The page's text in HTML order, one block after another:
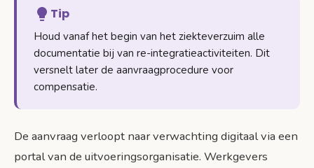
Tip
Houd vanaf het begin van het ziekteverzuim alle
documentatie bij van re-integratieactiviteiten. Dit
versnelt later de aanvraagprocedure voor
compensatie.
De aanvraag verloopt naar verwachting digitaal via een
portal van de uitvoeringsorganisatie. Werkgevers